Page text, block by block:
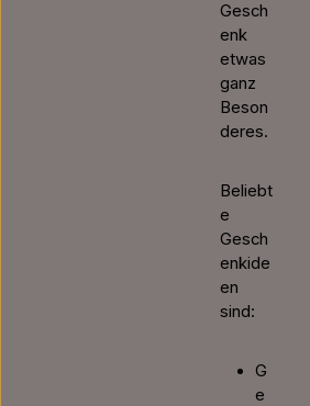
Gesch
enk
etwas
ganz
Beson
deres.
Beliebt
e
Gesch
enkide
en
sind:
G
e